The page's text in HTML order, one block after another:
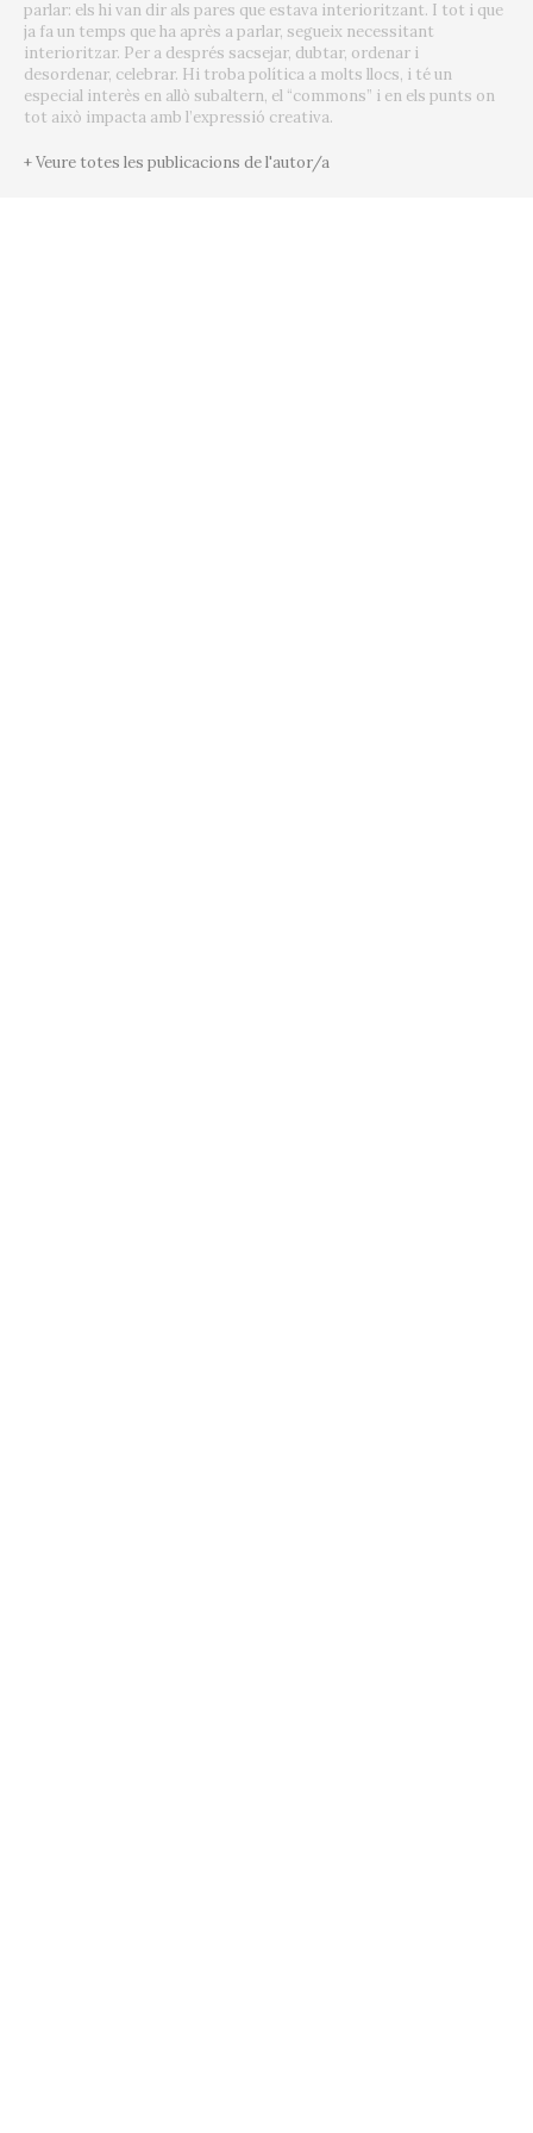
parlar: els hi van dir als pares que estava interioritzant. I tot i que
ja fa un temps que ha après a parlar, segueix necessitant
interioritzar. Per a després sacsejar, dubtar, ordenar i
desordenar, celebrar. Hi troba política a molts llocs, i té un
especial interès en allò subaltern, el “commons” i en els punts on
tot això impacta amb l’expressió creativa.
+ Veure totes les publicacions de l'autor/a